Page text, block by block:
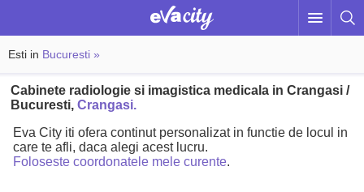
Esti in Bucuresti »
Cabinete radiologie si imagistica medicala in Crangasi /
Bucuresti,Crangasi.
Eva City iti ofera continut personalizat in functie de locul in
care te afli, daca alegi acest lucru.
Foloseste coordonatele mele curente.